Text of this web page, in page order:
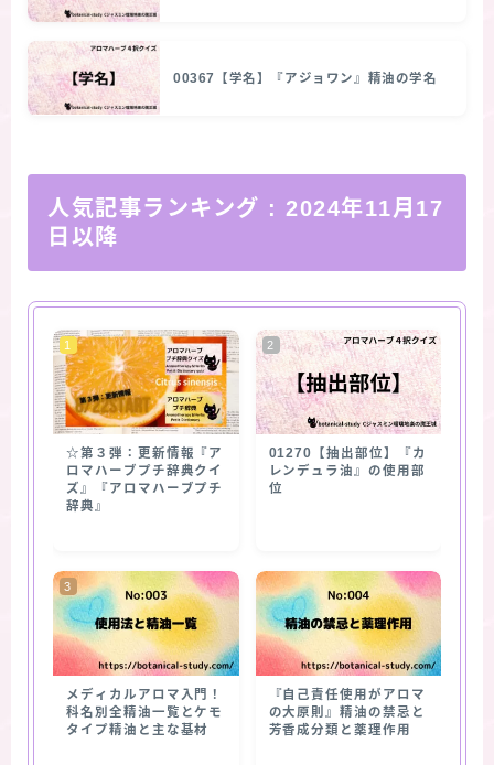
00367【学名】『アジョワン』精油の学名
人気記事ランキング : 2024年11月17
日以降
☆第３弾：更新情報『ア
ロマハーブプチ辞典クイ
ズ』『アロマハーブプチ
辞典』
01270【抽出部位】『カ
レンデュラ油』の使用部
位
メディカルアロマ入門！
科名別全精油一覧とケモ
タイプ精油と主な基材
『自己責任使用がアロマ
の大原則』精油の禁忌と
芳香成分類と薬理作用